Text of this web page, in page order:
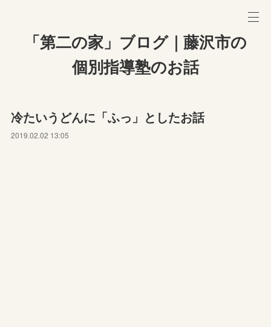
「第二の家」ブログ｜藤沢市の
個別指導塾のお話
冷たいうどんに「ふっ」としたお話
2019.02.02 13:05